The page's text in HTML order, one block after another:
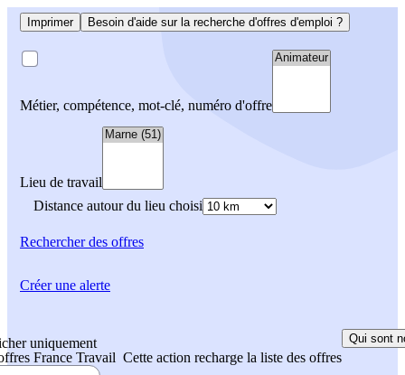
Imprimer Besoin d'aide sur la recherche d'offres d'emploi ?
Métier, compétence, mot-clé, numéro d'offre
Lieu de travail
Distance autour du lieu choisi
Rechercherdes offres
uniquement
France Travail Cette action recharge la liste des offres
Qui sont
Créer une alerte